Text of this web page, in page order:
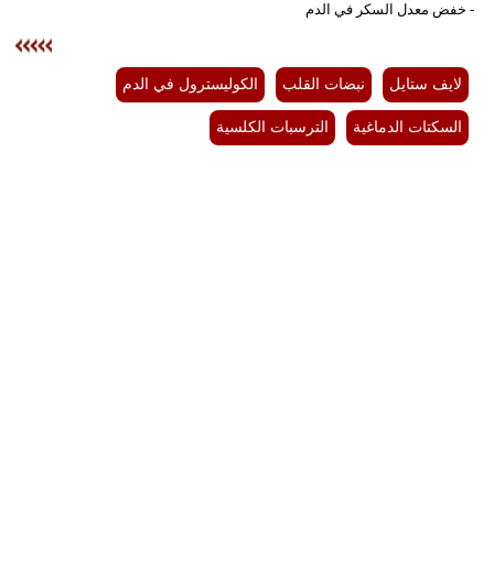
- خفض معدل السكر في الدم
لايف ستايل نبضات القلب الكوليسترول في الدم
السكتات الدماغية الترسبات الكلسية